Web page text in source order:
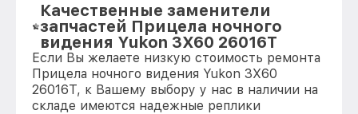
Качественные заменители
запчастей Прицела ночного
видения Yukon 3Х60 26016Т
Если Вы желаете низкую стоимость ремонта
Прицела ночного видения Yukon 3Х60
26016Т, к Вашему выбору у нас в наличии на
складе имеются надежные реплики